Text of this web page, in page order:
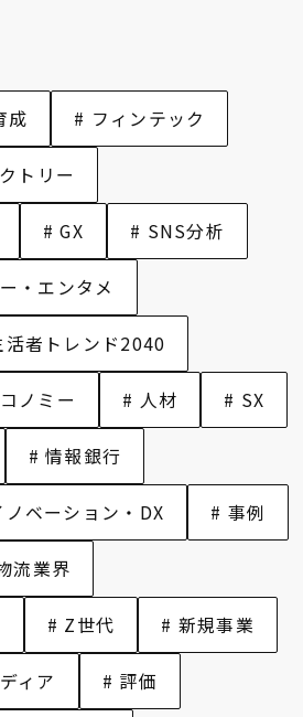
成 # フィンテック
トリー
# GX # SNS分析
・エンタメ
活者トレンド2040
ノミー # 人材 # SX
# 情報銀行
ノベーション・DX # 事例
流業界
# Z世代 # 新規事業
ィア # 評価